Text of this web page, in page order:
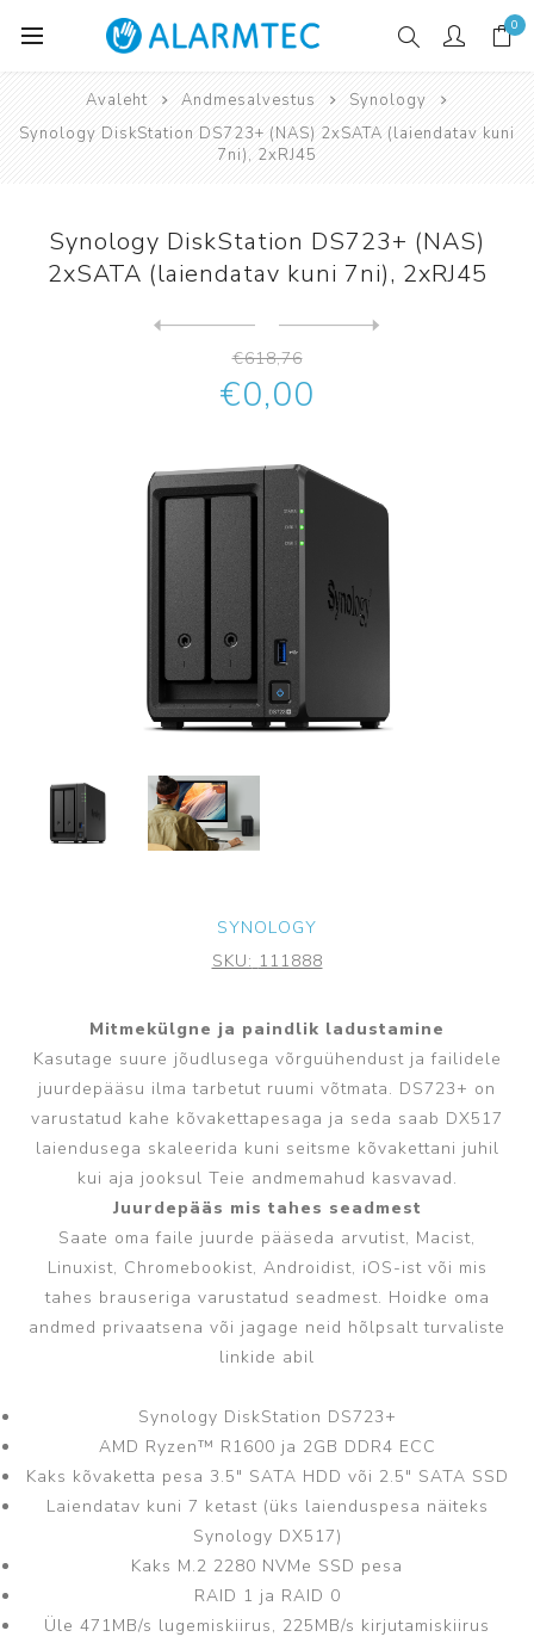
0
Avaleht Andmesalvestus
Synology
Synology DiskStation DS723+ (NAS) 2xSATA (laiendatav kuni
7ni), 2xRJ45
Synology DiskStation DS723+ (NAS)
2xSATA (laiendatav kuni 7ni), 2xRJ45
€618,76
€0,00
SYNOLOGY
SKU: 111888
Mitmekülgne ja paindlik ladustamine
Kasutage suure jõudlusega võrguühendust ja failidele
juurdepääsu ilma tarbetut ruumi võtmata. DS723+ on
varustatud kahe kõvakettapesaga ja seda saab DX517
laiendusega skaleerida kuni seitsme kõvakettani juhil
kui aja jooksul Teie andmemahud kasvavad.
Juurdepääs mis tahes seadmest
Saate oma faile juurde pääseda arvutist, Macist,
Linuxist, Chromebookist, Androidist, iOS-ist või mis
tahes brauseriga varustatud seadmest. Hoidke oma
andmed privaatsena või jagage neid hõlpsalt turvaliste
linkide abil
Synology DiskStation DS723+
AMD Ryzen™ R1600 ja 2GB DDR4 ECC
Kaks kõvaketta pesa 3.5" SATA HDD või 2.5" SATA SSD
Laiendatav kuni 7 ketast (üks laienduspesa näiteks
Synology DX517)
Kaks M.2 2280 NVMe SSD pesa
RAID 1 ja RAID 0
Üle 471MB/s lugemiskiirus, 225MB/s kirjutamiskiirus